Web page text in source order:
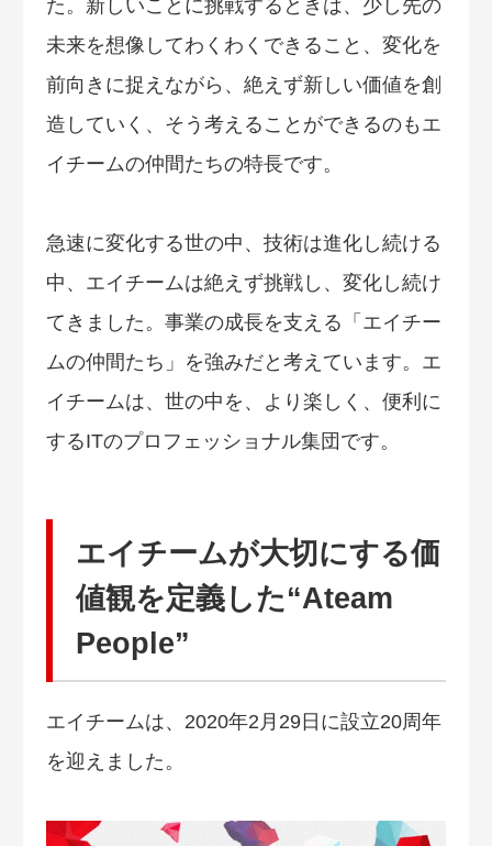
た。新しいことに挑戦するときは、少し先の
未来を想像してわくわくできること、変化を
前向きに捉えながら、絶えず新しい価値を創
造していく、そう考えることができるのもエ
イチームの仲間たちの特長です。
急速に変化する世の中、技術は進化し続ける
中、エイチームは絶えず挑戦し、変化し続け
てきました。事業の成長を支える「エイチー
ムの仲間たち」を強みだと考えています。エ
イチームは、世の中を、より楽しく、便利に
するITのプロフェッショナル集団です。
エイチームが大切にする価
値観を定義した“Ateam
People”
エイチームは、2020年2月29日に設立20周年
を迎えました。